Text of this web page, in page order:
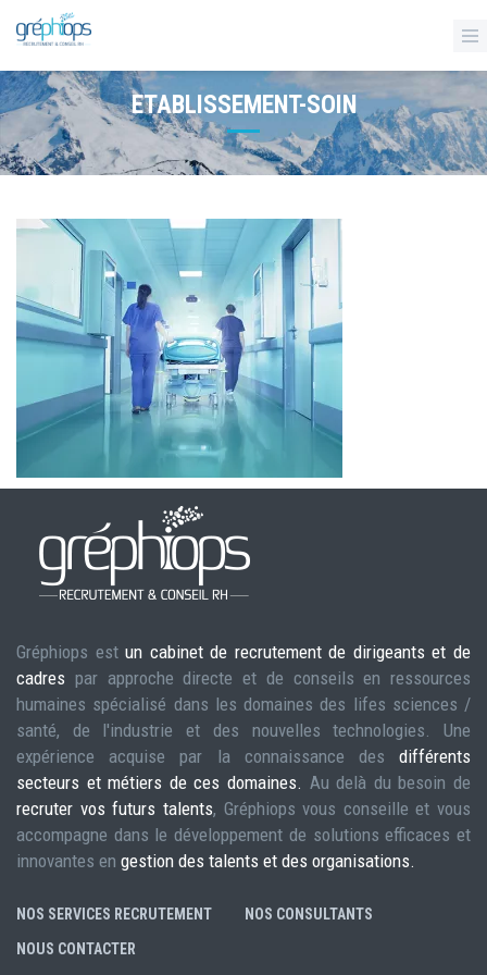
ETABLISSEMENT-SOIN
Gréphiops estun cabinet de recrutement de dirigeants et de
cadres par approche directe et de conseils en ressources
humaines spécialisé dans les domaines des lifes sciences /
santé, de l'industrie et des nouvelles technologies. Une
expérience acquise par la connaissance des différents
secteurs et métiers de ces domaines. Au delà du besoin de
recruter vos futurs talents, Gréphiops vous conseille et vous
accompagne dans le développement de solutions efficaces et
innovantes en gestion des talents et des organisations.
NOS SERVICES RECRUTEMENT
NOS CONSULTANTS
NOUS CONTACTER